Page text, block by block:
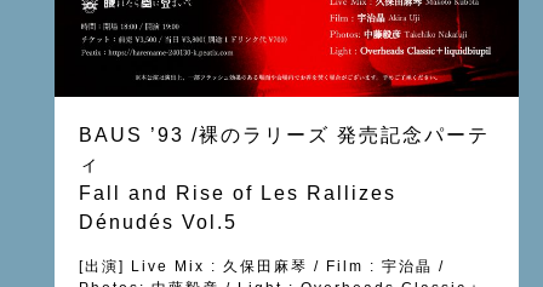
BAUS ’93 /裸のラリーズ 発売記念パーテ
ィ
Fall and Rise of Les Rallizes
Dénudés Vol.5
[出演] Live Mix : 久保田麻琴 / Film : 宇治晶 /